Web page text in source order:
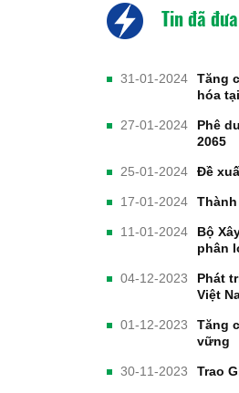
Tin đã đưa
31-01-2024
Tăng
hóa
27-01-2024
Phê
2065
25-01-2024 Đề
17-01-2024
11-01-2024
Bộ
phân
04-12-2023
Phát
Việt
01-12-2023
Tăng
vững
30-11-2023 Trao